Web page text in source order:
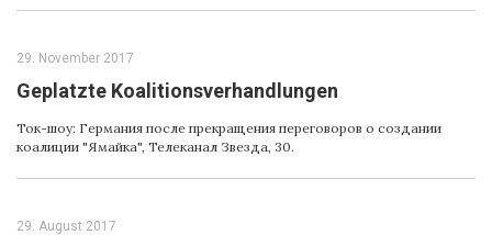
29. November 2017
Geplatzte Koalitionsverhandlungen
Ток-шоу: Германия после прекращения переговоров о создании
коалиции "Ямайка", Teлеканал Звезда, 30.
29. August 2017